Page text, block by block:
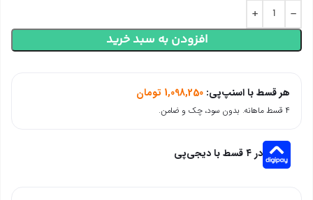
افزودن به سبد خرید
هر قسط با اسنپ‌پی: 1,098,250 تومان
۴ قسط ماهانه. بدون سود، چک و ضامن.
در ۴ قسط با دیجی‌پی